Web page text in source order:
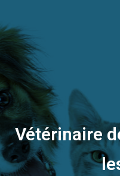
Vétérinaire